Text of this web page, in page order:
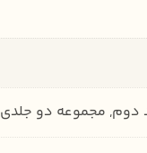
دوم, مجموعه دو جلدی